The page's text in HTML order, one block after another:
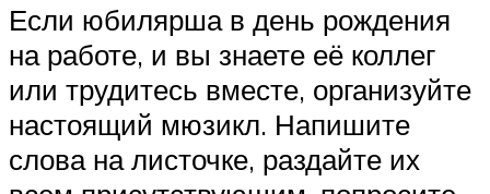
Если юбилярша в день рождения
на работе, и вы знаете её коллег
или трудитесь вместе, организуйте
настоящий мюзикл. Напишите
слова на листочке, раздайте их